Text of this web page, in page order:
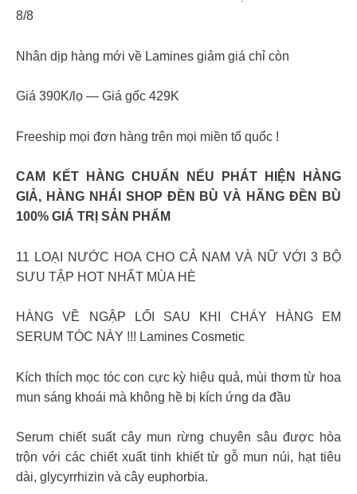
8/8
Nhân dịp hàng mới về Lamines giảm giá chỉ còn
Giá 390K/lọ — Giá gốc 429K
Freeship mọi đơn hàng trên mọi miền tổ quốc !
CAM KẾT HÀNG CHUẨN NẾU PHÁT HIỆN HÀNG
GIẢ, HÀNG NHÁI SHOP ĐỀN BÙ VÀ HÃNG ĐỀN BÙ
100% GIÁ TRỊ SẢN PHẨM
11 LOẠI NƯỚC HOA CHO CẢ NAM VÀ NỮ VỚI 3 BỘ
SƯU TẬP HOT NHẤT MÙA HÈ
HÀNG VỀ NGẬP LỐI SAU KHI CHÁY HÀNG EM
SERUM TÓC NÀY !!! Lamines Cosmetic
Kích thích mọc tóc con cực kỳ hiệu quả, mùi thơm từ hoa
mun sáng khoái mà không hề bị kích ứng da đầu
Serum chiết suất cây mun rừng chuyên sâu được hòa
trộn với các chiết xuất tinh khiết từ gỗ mun núi, hạt tiêu
dài, glycyrrhizin và cây euphorbia.